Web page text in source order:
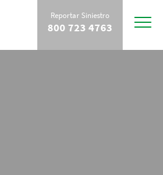
Toggle
Reportar Siniestro
800 723 4763